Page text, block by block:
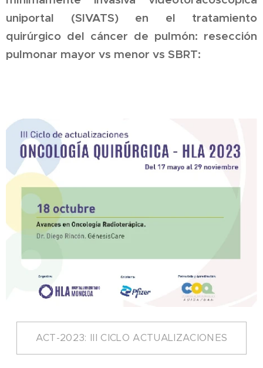
uniportal (SIVATS) en el tratamiento
quirúrgico del cáncer de pulmón: resección
pulmonar mayor vs menor vs SBRT:
ACT-2023: III CICLO ACTUALIZACIONES